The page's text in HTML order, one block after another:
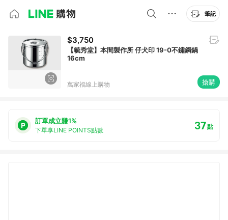
筆記
$3,750
【毓秀堂】本間製作所 仔犬印 19-0不鏽鋼鍋
16cm
萬家福線上購物 搶購
訂單成立賺1%
下單享LINE POINTS點數 37點